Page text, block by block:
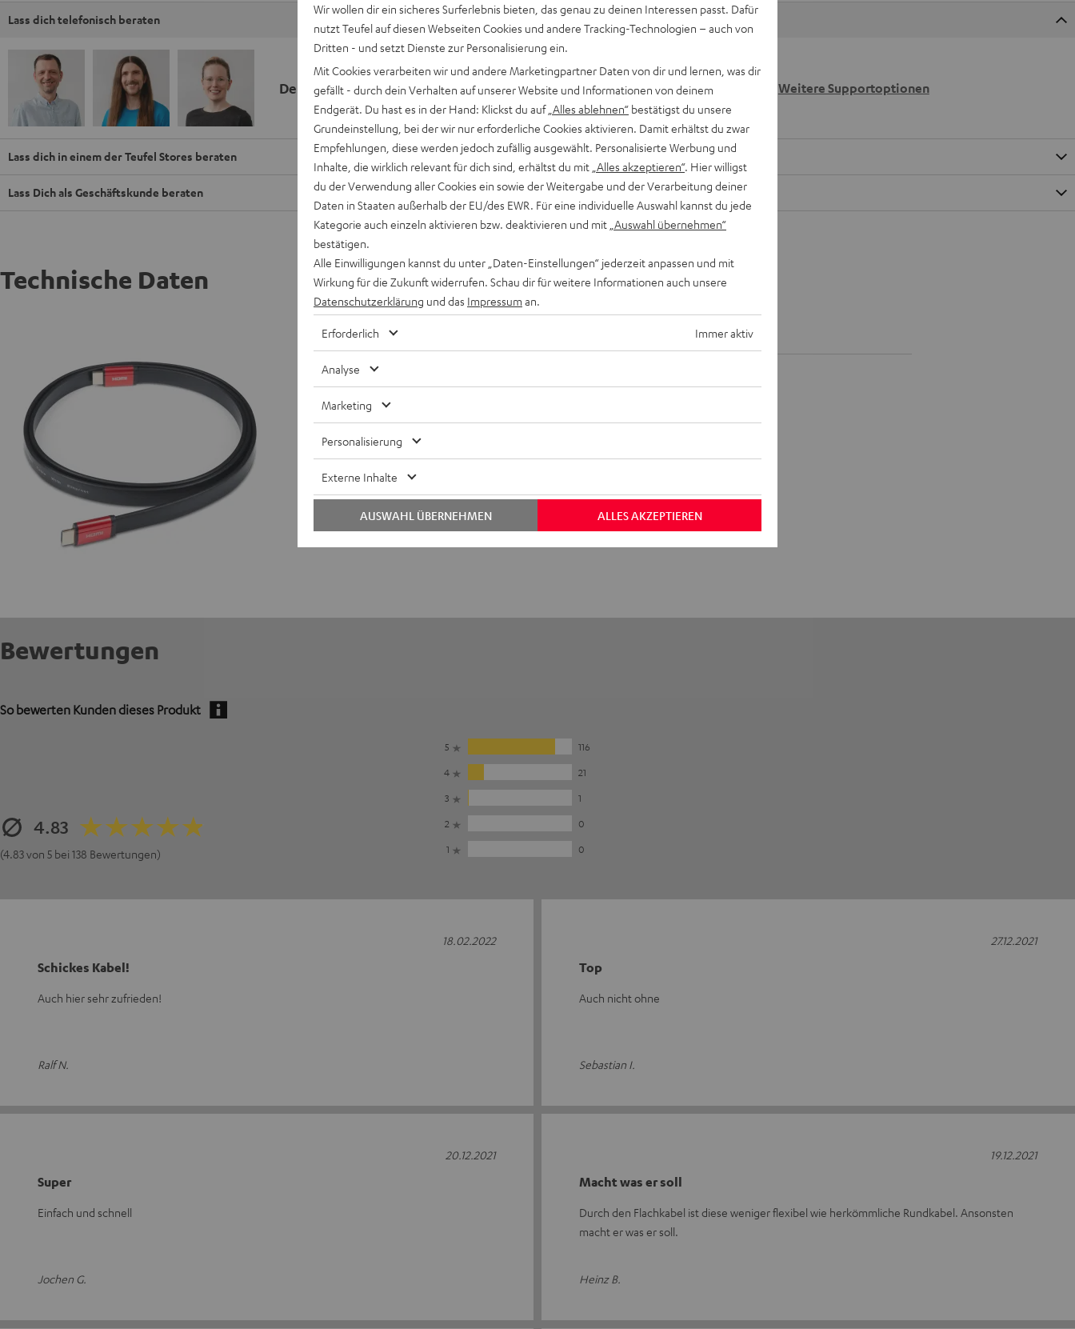
Lass dich telefonisch beraten
Deine Kaufberatung
Keinen Store in der Nähe? Kein Problem, wir
beraten dich auch persönlich am Telefon.
Hier Termin buchen
Weitere Supportoptionen
Lass dich in einem der Teufel Stores beraten
Lass Dich als Geschäftskunde beraten
Technische Daten
Bewertungen
So bewerten Kunden dieses Produkt
4.83
(4.83 von 5 bei 138 Bewertungen)
5
116
4
21
3
1
2
0
1
0
Schickes Kabel!
Auch hier sehr zufrieden!
Ralf N.
18.02.2022
Top
Auch nicht ohne
Sebastian I.
27.12.2021
Super
Einfach und schnell
Jochen G.
20.12.2021
Macht was er soll
Durch den Flachkabel ist diese weniger flexibel wie herkömmliche Rundkabel. Ansonsten
macht er was er soll.
Heinz B.
19.12.2021
Wir wollen dir ein sicheres Surferlebnis bieten, das genau zu deinen Interessen passt. Dafür
nutzt Teufel auf diesen Webseiten Cookies und andere Tracking-Technologien – auch von
Dritten - und setzt Dienste zur Personalisierung ein.
Mit Cookies verarbeiten wir und andere Marketingpartner Daten von dir und lernen, was dir
gefällt - durch dein Verhalten auf unserer Website und Informationen von deinem
Endgerät. Du hast es in der Hand: Klickst du auf „Alles ablehnen“ bestätigst du unsere
Grundeinstellung, bei der wir nur erforderliche Cookies aktivieren. Damit erhältst du zwar
Empfehlungen, diese werden jedoch zufällig ausgewählt. Personalisierte Werbung und
Inhalte, die wirklich relevant für dich sind, erhältst du mit „Alles akzeptieren“. Hier willigst
du der Verwendung aller Cookies ein sowie der Weitergabe und der Verarbeitung deiner
Daten in Staaten außerhalb der EU/des EWR. Für eine individuelle Auswahl kannst du jede
Kategorie auch einzeln aktivieren bzw. deaktivieren und mit „Auswahl übernehmen“
bestätigen.
Alle Einwilligungen kannst du unter „Daten-Einstellungen“ jederzeit anpassen und mit
Wirkung für die Zukunft widerrufen. Schau dir für weitere Informationen auch unsere
Datenschutzerklärung und das Impressum an.
Erforderlich Immer aktiv
Analyse
Marketing
Personalisierung
Externe Inhalte
ALLES AKZEPTIEREN
AUSWAHL ÜBERNEHMEN